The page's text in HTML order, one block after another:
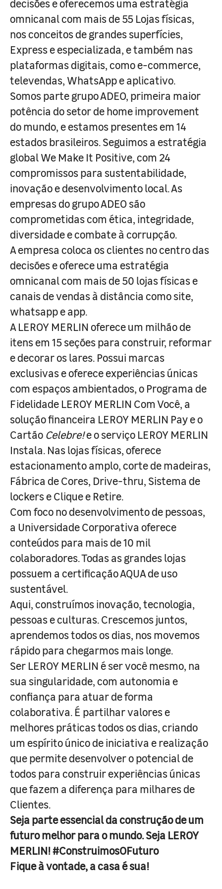
decisões e oferecemos uma estratégia
omnicanal com mais de 55 Lojas físicas,
nos conceitos de grandes superfícies,
Express e especializada, e também nas
plataformas digitais, como e-commerce,
televendas, WhatsApp e aplicativo.
Somos parte grupo ADEO, primeira maior
potência do setor de home improvement
do mundo, e estamos presentes em 14
estados brasileiros. Seguimos a estratégia
global We Make It Positive, com 24
compromissos para sustentabilidade,
inovação e desenvolvimento local. As
empresas do grupo ADEO são
comprometidas com ética, integridade,
diversidade e combate à corrupção.
A empresa coloca os clientes no centro das
decisões e oferece uma estratégia
omnicanal com mais de 50 lojas físicas e
canais de vendas à distância como site,
whatsapp e app.
A LEROY MERLIN oferece um milhão de
itens em 15 seções para construir, reformar
e decorar os lares. Possui marcas
exclusivas e oferece experiências únicas
com espaços ambientados, o Programa de
Fidelidade LEROY MERLIN Com Você, a
solução financeira LEROY MERLIN Pay e o
Cartão Celebre!e o serviço LEROY MERLIN
Instala. Nas lojas físicas, oferece
estacionamento amplo, corte de madeiras,
Fábrica de Cores, Drive-thru, Sistema de
lockers e Clique e Retire.
Com foco no desenvolvimento de pessoas,
a Universidade Corporativa oferece
conteúdos para mais de 10 mil
colaboradores. Todas as grandes lojas
possuem a certificação AQUA de uso
sustentável.
Aqui, construímos inovação, tecnologia,
pessoas e culturas. Crescemos juntos,
aprendemos todos os dias, nos movemos
rápido para chegarmos mais longe.
Ser LEROY MERLIN é ser você mesmo, na
sua singularidade, com autonomia e
confiança para atuar de forma
colaborativa. É partilhar valores e
melhores práticas todos os dias, criando
um espírito único de iniciativa e realização
que permite desenvolver o potencial de
todos para construir experiências únicas
que fazem a diferença para milhares de
Clientes.
Seja parte essencial da construção de um
futuro melhor para o mundo. Seja LEROY
MERLIN! #ConstruimosOFuturo
Fique à vontade, a casa é sua!